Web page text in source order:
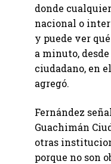
donde
nacional o
y puede ver
a minuto,
ciudadano, en
agregó.
Fernández
Guachimán
otras
porque no son